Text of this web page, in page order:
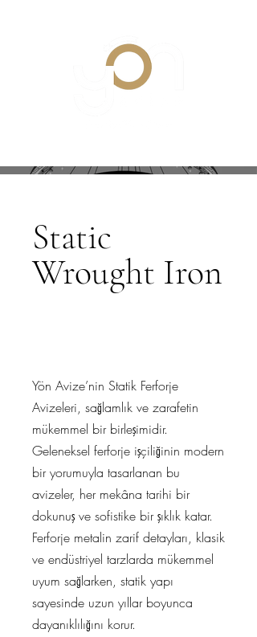
Static
Wrought Iron
Yön Avize’nin Statik Ferforje
Avizeleri, sağlamlık ve zarafetin
mükemmel bir birleşimidir.
Geleneksel ferforje işçiliğinin modern
bir yorumuyla tasarlanan bu
avizeler, her mekâna tarihi bir
dokunuş ve sofistike bir şıklık katar.
Ferforje metalin zarif detayları, klasik
ve endüstriyel tarzlarda mükemmel
uyum sağlarken, statik yapı
sayesinde uzun yıllar boyunca
dayanıklılığını korur.